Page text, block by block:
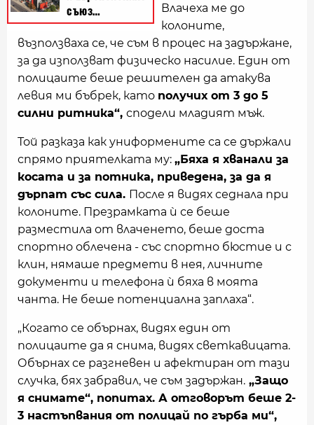
Влачеха ме до
колоните,
възползваха се, че съм в процес на задържане,
за да използват физическо насилие. Един от
полицаите беше решителен да атакува
левия ми бъбрек, като получих от 3 до 5
силни ритника“, сподели младият мъж.
Той разказа как униформените са се държали
спрямо приятелката му: „Бяха я хванали за
косата и за потника, приведена, за да я
дърпат със сила. После я видях седнала при
колоните. Презрамката ѝ се беше
разместила от влаченето, беше доста
спортно облечена - със спортно бюстие и с
клин, нямаше предмети в нея, личните
документи и телефона ѝ бяха в моята
чанта. Не беше потенциална заплаха“.
„Когато се обърнах, видях един от
полицаите да я снима, видях светкавицата.
Обърнах се разгневен и афектиран от тази
случка, бях забравил, че съм задържан. „Защо
я снимате“, попитах. А отговорът беше 2-
3 настъпвания от полицай по гърба ми“,